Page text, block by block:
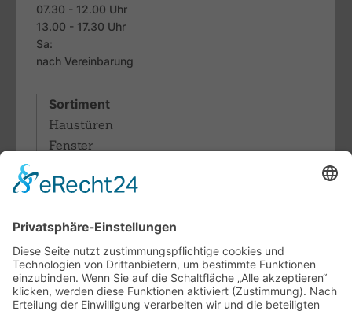
07.30 - 12.00 Uhr
13.00 - 17.30 Uhr
Sa:
nach Vereinbarung
Sortiment
Haustüren
Fenster
Rollläden
Lamellendächer
Pergolamarkisen
Fachthemen
Indoor-Living meets Outdoor-Living